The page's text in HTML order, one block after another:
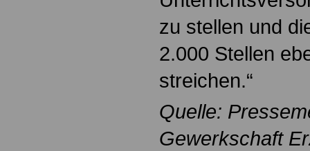
zu stellen und
2.000 Stellen
streichen.“
Quelle:
Gewerkschaft